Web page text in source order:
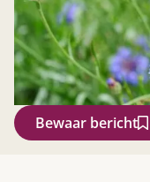
Bewaar bericht